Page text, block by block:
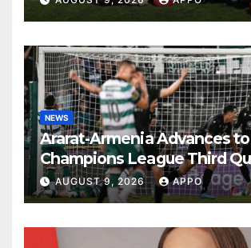
NEWS
Ararat-Armenia Advances to
Champions League Third
Round
AUGUST 9, 2026 APPO